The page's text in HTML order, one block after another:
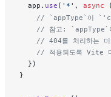
app . use ( '*' , async (
// `appType`이
// 참고: `appType`
// 404를 처리하는 미
// 적용되도록 Vite
  })
}